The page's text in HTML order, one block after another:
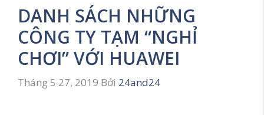
DANH SÁCH NHỮNG
CÔNG TY TẠM “NGHỈ
CHƠI” VỚI HUAWEI
Tháng 5 27, 2019 Bởi 24and24